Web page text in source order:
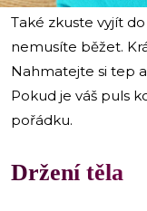
Také zkuste vyjít
nemusíte běžet.
Nahmatejte si tep
Pokud je váš puls
pořádku.
Držení těla